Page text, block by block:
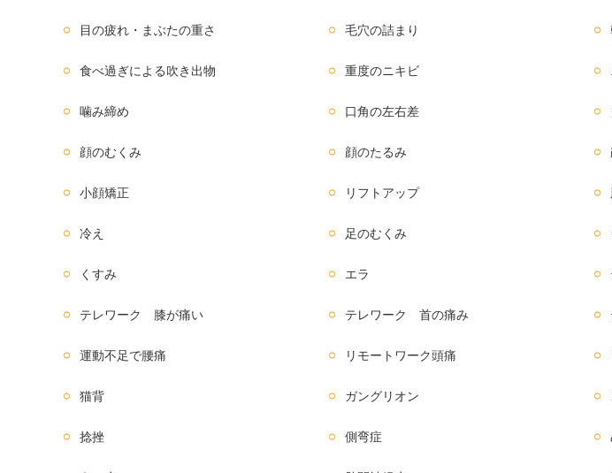
目の疲れ・まぶたの重さ 毛穴の詰まり
食べ過ぎによる吹き出物 重度のニキビ
噛み締め 口角の左右差
顔のむくみ 顔のたるみ
小顔矯正 リフトアップ
冷え 足のむくみ
くすみ エラ
テレワーク 膝が痛い テレワーク 首の痛み
運動不足で腰痛 リモートワーク頭痛
猫背 ガングリオン
捻挫 側弯症